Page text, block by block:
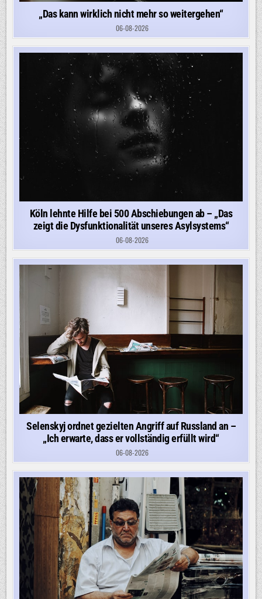
„Das kann wirklich nicht mehr so weitergehen“
06-08-2026
Köln lehnte Hilfe bei 500 Abschiebungen ab – „Das
zeigt die Dysfunktionalität unseres Asylsystems“
06-08-2026
Selenskyj ordnet gezielten Angriff auf Russland an –
„Ich erwarte, dass er vollständig erfüllt wird“
06-08-2026